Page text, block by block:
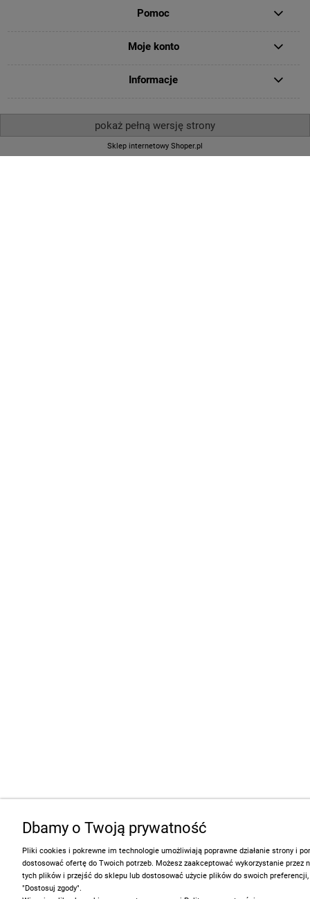
Pomoc
Moje konto
Informacje
pokaż pełną wersję strony
Sklep internetowy Shoper.pl
Dbamy o Twoją prywatność
Pliki cookies i pokrewne im technologie umożliwiają poprawne działanie strony i
dostosować ofertę do Twoich potrzeb. Możesz zaakceptować wykorzystanie przez
tych plików i przejść do sklepu lub dostosować użycie plików do swoich
"Dostosuj zgody".